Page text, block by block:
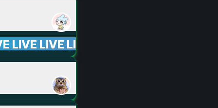
LIVE LIVE LIVE LIVE LIVE LIVE LIVE